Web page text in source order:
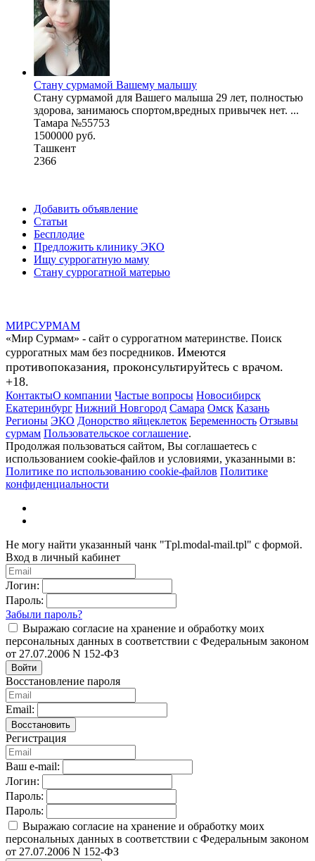
Стану сурмамой Вашему малышу
Стану сурмамой для Вашего малыша 29 лет, полностью
здорова, занимаюсь спортом,вредных привычек нет. ...
Тамара №55753
1500000 руб.
Ташкент
2366
Добавить объявление
Статьи
Бесплодие
Предложить клинику ЭКО
Ищу суррогатную маму
Стану суррогатной матерью
МИРСУРМАМ
«Мир Сурмам» - сайт о суррогатном материнстве. Поиск
суррогатных мам без посредников. Имеются
противопоказания, проконсультируйтесь с врачом.
+18.
КонтактыО компании Частые вопросы Новосибирск
Екатеринбург Нижний Новгород Самара Омск Казань
Регионы ЭКО Донорство яйцеклеток Беременность Отзывы
сурмам Пользовательское соглашение.
Продолжая пользоваться сайтом, Вы соглашаетесь с
использованием cookie-файлов и условиями, указанными в:
Политике по использованию cookie-файлов Политике
конфиденциальности
Не могу найти указанный чанк "Tpl.modal-mail.tpl" с формой.
Вход в личный кабинет
Логин:
Пароль:
Забыли пароль?
Выражаю согласие на хранение и обработку моих
персональных данных в соответствии с Федеральным законом
от 27.07.2006 N 152-ФЗ
Войти
Восстановление пароля
Email:
Восстановить
Регистрация
Ваш e-mail:
Логин:
Пароль:
Пароль:
Выражаю согласие на хранение и обработку моих
персональных данных в соответствии с Федеральным законом
от 27.07.2006 N 152-ФЗ